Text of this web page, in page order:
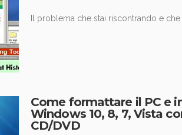
Il problema che stai riscontrando e che
Come formattare il PC e
Windows 10, 8, 7, Vista
CD/DVD